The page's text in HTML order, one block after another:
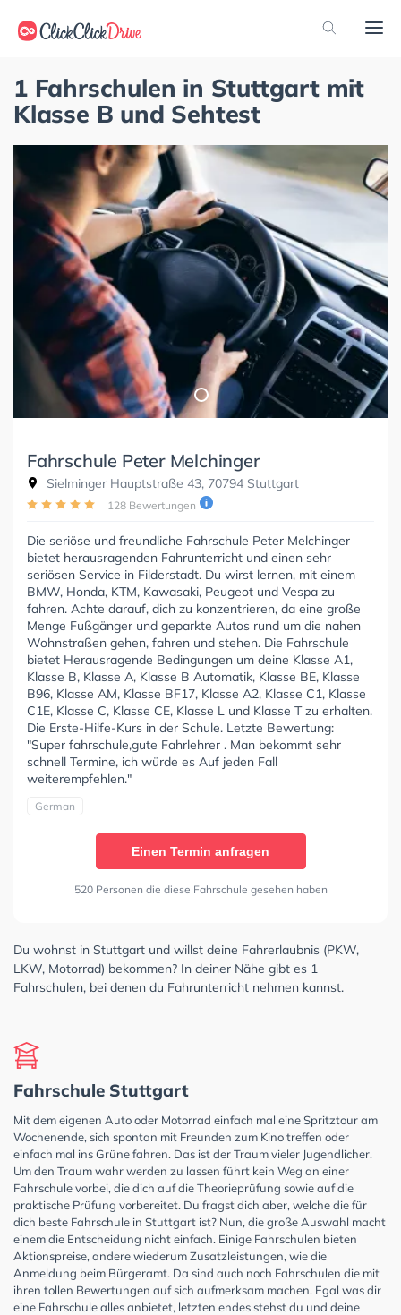
1 Fahrschulen in Stuttgart mit
Klasse B und Sehtest
Fahrschule Peter Melchinger
Sielminger Hauptstraße 43, 70794 Stuttgart
128 Bewertungen
Die seriöse und freundliche Fahrschule Peter Melchinger
bietet herausragenden Fahrunterricht und einen sehr
seriösen Service in Filderstadt. Du wirst lernen, mit einem
BMW, Honda, KTM, Kawasaki, Peugeot und Vespa zu
fahren. Achte darauf, dich zu konzentrieren, da eine große
Menge Fußgänger und geparkte Autos rund um die nahen
Wohnstraßen gehen, fahren und stehen. Die Fahrschule
bietet Herausragende Bedingungen um deine Klasse A1,
Klasse B, Klasse A, Klasse B Automatik, Klasse BE, Klasse
B96, Klasse AM, Klasse BF17, Klasse A2, Klasse C1, Klasse
C1E, Klasse C, Klasse CE, Klasse L und Klasse T zu erhalten.
Die Erste-Hilfe-Kurs in der Schule. Letzte Bewertung:
"Super fahrschule,gute Fahrlehrer . Man bekommt sehr
schnell Termine, ich würde es Auf jeden Fall
weiterempfehlen."
German
Einen Termin anfragen
520 Personen die diese Fahrschule gesehen haben
Du wohnst in Stuttgart und willst deine Fahrerlaubnis (PKW,
LKW, Motorrad) bekommen? In deiner Nähe gibt es 1
Fahrschulen, bei denen du Fahrunterricht nehmen kannst.
Fahrschule Stuttgart
Mit dem eigenen Auto oder Motorrad einfach mal eine Spritztour am
Wochenende, sich spontan mit Freunden zum Kino treffen oder
einfach mal ins Grüne fahren. Das ist der Traum vieler Jugendlicher.
Um den Traum wahr werden zu lassen führt kein Weg an einer
Fahrschule vorbei, die dich auf die Theorieprüfung sowie auf die
praktische Prüfung vorbereitet. Du fragst dich aber, welche die für
dich beste Fahrschule in Stuttgart ist? Nun, die große Auswahl macht
einem die Entscheidung nicht einfach. Einige Fahrschulen bieten
Aktionspreise, andere wiederum Zusatzleistungen, wie die
Anmeldung beim Bürgeramt. Da sind auch noch Fahrschulen die mit
ihren tollen Bewertungen auf sich aufmerksam machen. Egal was dir
eine Fahrschule alles anbietet, letzten endes stehst du und deine